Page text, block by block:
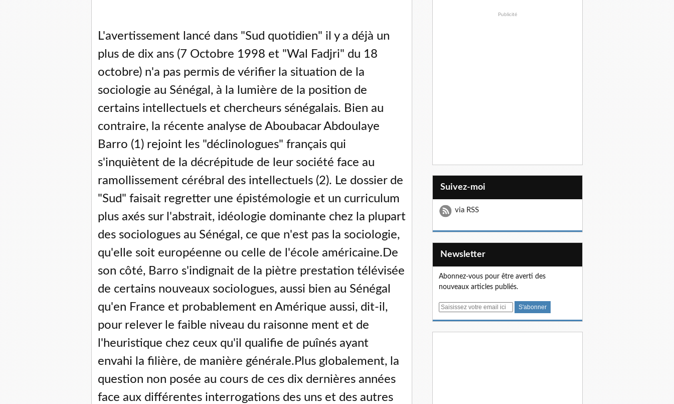
L'avertissement lancé dans "Sud quotidien" il y a déjà un
plus de dix ans (7 Octobre 1998 et "Wal Fadjri" du 18
octobre) n'a pas permis de vérifier la situation de la
sociologie au Sénégal, à la lumière de la position de
certains intellectuels et chercheurs sénégalais. Bien au
contraire, la récente analyse de Aboubacar Abdoulaye
Barro (1) rejoint les "déclinologues" français qui
s'inquiètent de la décrépitude de leur société face au
ramollissement cérébral des intellectuels (2). Le dossier de
"Sud" faisait regretter une épistémologie et un curriculum
plus axés sur l'abstrait, idéologie dominante chez la plupart
des sociologues au Sénégal, ce que n'est pas la sociologie,
qu'elle soit européenne ou celle de l'école américaine.De
son côté, Barro s'indignait de la piètre prestation télévisée
de certains nouveaux sociologues, aussi bien au Sénégal
qu'en France et probablement en Amérique aussi, dit-il,
pour relever le faible niveau du raisonne ment et de
l'heuristique chez ceux qu'il qualifie de puînés ayant
envahi la filière, de manière générale.Plus globalement, la
question non posée au cours de ces dix dernières années
face aux différentes interrogations des uns et des autres
Publicité
Suivez-moi
via RSS
Newsletter
Abonnez-vous pour être averti des
nouveaux articles publiés.
E